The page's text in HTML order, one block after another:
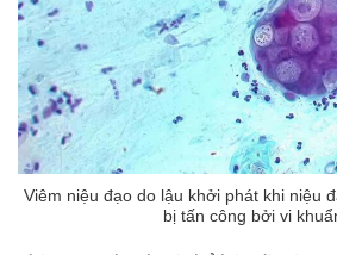
Viêm niệu đạo do lậu khởi phát khi niệu
bị tấn công bởi vi